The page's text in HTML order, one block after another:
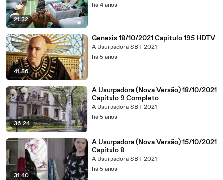
21:32
há 4 anos
41:56
Genesis 18/10/2021 Capitulo 195 HDTV
A Usurpadora SBT 2021
há 5 anos
36:24
A Usurpadora (Nova Versão) 18/10/2021
Capítulo 9 Completo
A Usurpadora SBT 2021
há 5 anos
31:40
A Usurpadora (Nova Versão) 15/10/2021
Capítulo 8
A Usurpadora SBT 2021
há 5 anos